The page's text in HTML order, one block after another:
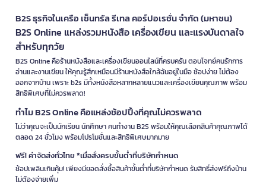
B2S ธุรกิจในเครือ เซ็นทรัล รีเทล คอร์ปอเรชั่น จำกัด (มหาชน)
B2S Online แหล่งรวมหนังสือ เครื่องเขียน และแรงบันดาลใจ
สำหรับทุกวัย
B2S Online คือร้านหนังสือและเครื่องเขียนออนไลน์ที่ครบครัน ตอบโจทย์คนรักการ
อ่านและงานเขียน ให้คุณรู้สึกเหมือนมีร้านหนังสือใกล้ฉันอยู่ในมือ ช้อปง่าย ไม่ต้อง
ออกจากบ้าน เพราะ b2s มีทั้งหนังสือหลากหลายแนวและเครื่องเขียนคุณภาพ พร้อม
สิทธิพิเศษที่ไม่ควรพลาด!
ทำไม B2S Online คือแหล่งช้อปปิ้งที่คุณไม่ควรพลาด
ไม่ว่าคุณจะเป็นนักเรียน นักศึกษา คนทำงาน B2S พร้อมให้คุณเลือกสินค้าคุณภาพได้
ตลอด 24 ชั่วโมง พร้อมโปรโมชั่นและสิทธิพิเศษมากมาย
ฟรี! ค่าจัดส่งทั่วไทย *เมื่อสั่งครบขั้นต่ำที่บริษัทกำหนด
ช้อปเพลินเกินคุ้ม! เพียงมียอดสั่งซื้อสินค้าขั้นต่ำที่บริษัทกำหนด รับสิทธิ์ส่งฟรีถึงบ้าน
ไม่ต้องจ่ายเพิ่ม